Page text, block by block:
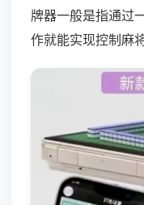
牌器一般是指通过
作就能实现控制麻